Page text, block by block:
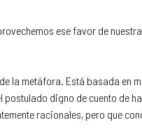
ese favor de
la metáfora. Está basada
digno de cuento de
racionales, pero que